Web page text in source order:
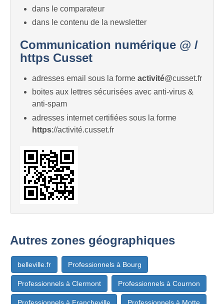
dans le comparateur
dans le contenu de la newsletter
Communication numérique @ /
https Cusset
adresses email sous la forme activité@cusset.fr
boites aux lettres sécurisées avec anti-virus &
anti-spam
adresses internet certifiées sous la forme
https://activité.cusset.fr
Autres zones géographiques
belleville.fr Professionnels à Bourg
Professionnels à Clermont Professionnels à Cournon
Professionnels à Francheville Professionnels à Motte